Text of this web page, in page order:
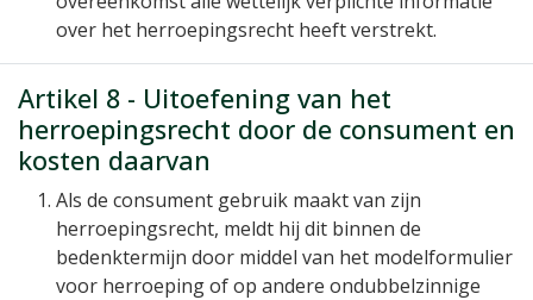
over het herroepingsrecht heeft verstrekt.
Artikel 8 - Uitoefening van het
herroepingsrecht door de consument en
kosten daarvan
Als de consument gebruik maakt van zijn
herroepingsrecht, meldt hij dit binnen de
bedenktermijn door middel van het modelformulier
voor herroeping of op andere ondubbelzinnige